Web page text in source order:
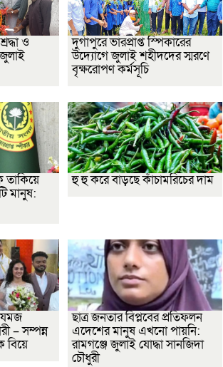
ও
জুলাই
দুর্গাপুরে ভারপ্রাপ্ত স্পিকারের
উদ্যোগে জুলাই শহীদদের স্মরণে
বৃক্ষরোপণ কর্মসূচি
তাকিয়ে
মানুষ:
হু হু করে বাড়ছে কাঁচামরিচের দাম
– সম্পন্ন
বিয়ে
ছাত্র জনতার বিপ্লবের প্রতিফলন
এদেশের মানুষ এখনো পায়নি:
রামগঞ্জে জুলাই যোদ্ধা সানজিদা
চৌধুরী